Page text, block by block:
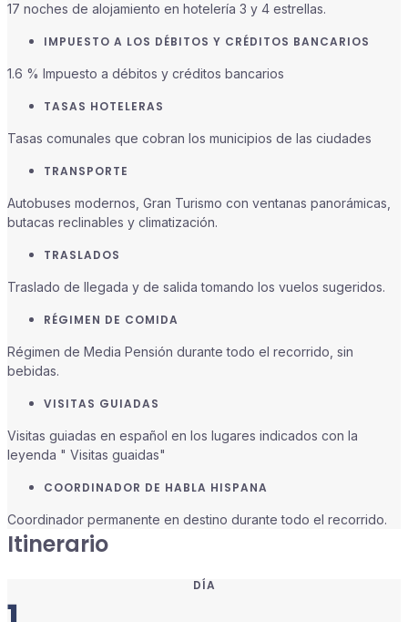
17 noches de alojamiento en hotelería 3 y 4 estrellas.
IMPUESTO A LOS DÉBITOS Y CRÉDITOS BANCARIOS
1.6 % Impuesto a débitos y créditos bancarios
TASAS HOTELERAS
Tasas comunales que cobran los municipios de las ciudades
TRANSPORTE
Autobuses modernos, Gran Turismo con ventanas panorámicas,
butacas reclinables y climatización.
TRASLADOS
Traslado de llegada y de salida tomando los vuelos sugeridos.
RÉGIMEN DE COMIDA
Régimen de Media Pensión durante todo el recorrido, sin
bebidas.
VISITAS GUIADAS
Visitas guiadas en español en los lugares indicados con la
leyenda " Visitas guaidas"
COORDINADOR DE HABLA HISPANA
Coordinador permanente en destino durante todo el recorrido.
Itinerario
DÍA